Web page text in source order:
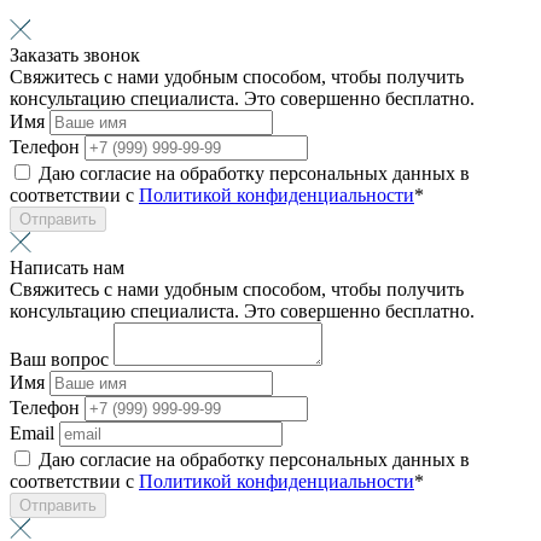
Заказать звонок
Свяжитесь с нами удобным способом, чтобы получить
консультацию специалиста. Это совершенно бесплатно.
Имя
Телефон
Даю согласие на обработку персональных данных в
соответствии с Политикой конфиденциальности*
Отправить
Написать нам
Свяжитесь с нами удобным способом, чтобы получить
консультацию специалиста. Это совершенно бесплатно.
Ваш вопрос
Имя
Телефон
Email
Даю согласие на обработку персональных данных в
соответствии с Политикой конфиденциальности*
Отправить